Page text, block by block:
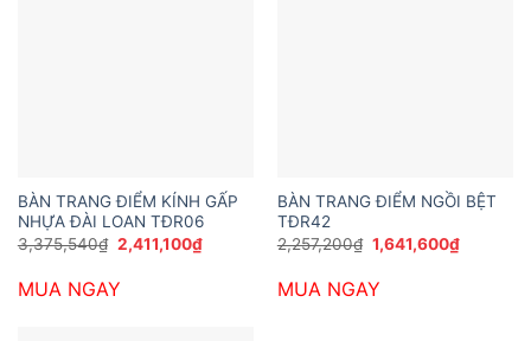
BÀN TRANG ĐIỂM KÍNH GẤP
NHỰA ĐÀI LOAN TĐR06
3,375,540₫ Giá
gốc
3,375,540₫.
2,411,100₫Giá
hiện
MUA NGAY
BÀN TRANG ĐIỂM NGỒI BỆT
TĐR42
2,257,200₫ Giá
gốc
2,257,200₫.
1,641,600₫Giá
hiện
MUA NGAY